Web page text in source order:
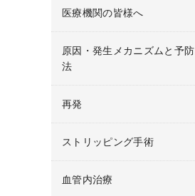
医療機関の皆様へ
原因・発生メカニズムと予防
法
再発
ストリッピング手術
血管内治療